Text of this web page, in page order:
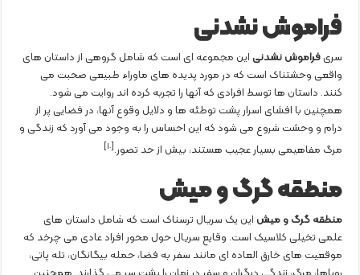
فراموش نشدنی
سریفراموش نشدنی این مجموعه ای است که شامل گروهی از داستان های
واقعی وحشتناک است که در مورد پدیده های ماوراء طبیعی صحبت می
کنند. داستان ها توسط افرادی که آنها را تجربه کرده اند روایت می شود.
همچنین با افشای اسرار پشت توطئه ها و دلایل وقوع آنها، در فضایی پر از
درام و وحشت شروع می شود که این احساس را به وجود می آورد که زندگی و
مرگ مفاهیمی بسیار عجیب هستند، بیش از حد تصور.[١٠]
منطقه گرگ و میش
منطقه گرگ و میش این یک سریال ترسناک است که شامل داستان های
علمی تخیلی کلاسیک است. وقایع سریال حول محور افراد عادی می چرخد ​​که
موقعیت های خارق العاده ای مانند سفر به فضا، حمله بیگانگان، تله پاتی،